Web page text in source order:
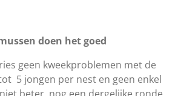
doen het goed
geen kweekproblemen met de
5 jongen per nest en geen enkel
beter, nog een dergelijke ronde